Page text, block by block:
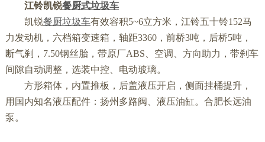
江铃凯锐餐厨式垃圾车
凯锐餐厨垃圾车有效容积5~6立方米，江铃五十铃152马
力发动机，六档箱变速箱，轴距3360，前桥3吨，后桥5吨，
断气刹，7.50钢丝胎，带原厂ABS、空调、方向助力，带刹车
间隙自动调整，选装中控、电动玻璃。
方形箱体，内置推板，后盖液压开启，侧面挂桶提升，
用国内知名液压配件：扬州多路阀、液压油缸。合肥长远油
泵。